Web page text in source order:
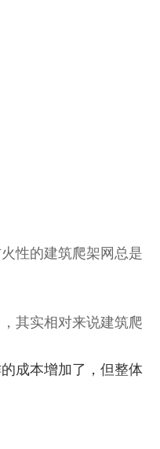
性的建筑爬架网总是
其实相对来说建筑爬
成本增加了，但整体